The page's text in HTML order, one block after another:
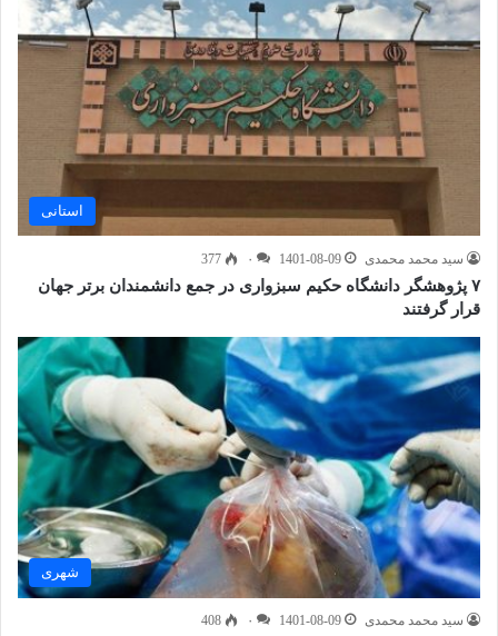
استانی
سید محمد محمدی 1401-08-09 ۰ 377
۷ پژوهشگر دانشگاه حکیم سبزواری در جمع دانشمندان برتر جهان
قرار گرفتند
شهری
سید محمد محمدی 1401-08-09 ۰ 408